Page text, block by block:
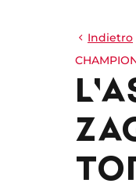
Indietro